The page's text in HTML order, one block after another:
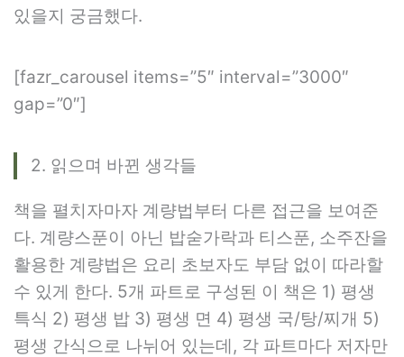
있을지 궁금했다.
[fazr_carousel items=”5″ interval=”3000″
gap=”0″]
2. 읽으며 바뀐 생각들
책을 펼치자마자 계량법부터 다른 접근을 보여준
다. 계량스푼이 아닌 밥숟가락과 티스푼, 소주잔을
활용한 계량법은 요리 초보자도 부담 없이 따라할
수 있게 한다. 5개 파트로 구성된 이 책은 1) 평생
특식 2) 평생 밥 3) 평생 면 4) 평생 국/탕/찌개 5)
평생 간식으로 나뉘어 있는데, 각 파트마다 저자만